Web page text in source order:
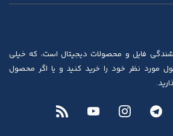
فایل و محصولات دیجیتال است، که خیلی
مورد نظر خود را خرید کنید و یا اگر محصول